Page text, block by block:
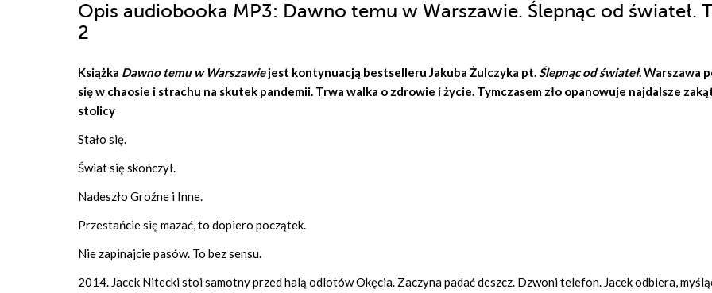
Opis audiobooka MP3: Dawno temu w Warszawie. Ślepnąc od świateł.
2
Książka Dawno temu w Warszawiejest kontynuacją bestselleru Jakuba Żulczyka pt.Ślepnąc od świateł. Warszawa
się w chaosie i strachu na skutek pandemii. Trwa walka o zdrowie i życie. Tymczasem zło opanowuje najdalsze
stolicy
Stało się.
Świat się skończył.
Nadeszło Groźne i Inne.
Przestańcie się mazać, to dopiero początek.
Nie zapinajcie pasów. To bez sensu.
2014. Jacek Nitecki stoi samotny przed halą odlotów Okęcia. Zaczyna padać deszcz. Dzwoni telefon. Jacek odbiera,